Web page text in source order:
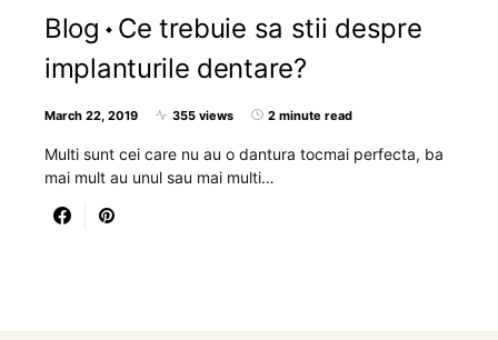
Blog
Ce trebuie sa stii despre
implanturile dentare?
March 22, 2019 355 views 2 minute read
Multi sunt cei care nu au o dantura tocmai perfecta, ba
mai mult au unul sau mai multi…